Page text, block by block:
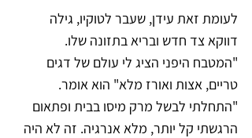
לעומת זאת עידן, שעבר לטוקיו, גילה
דווקא צד חדש ובריא בתזונה שלו.
"המטבח היפני הציג לי עולם של דגים
טריים, אצות ואורז מלא" הוא אומר.
"התחלתי לבשל מרק מיסו בבית ופתאום
הרגשתי קל יותר, מלא אנרגיה. זה לא היה